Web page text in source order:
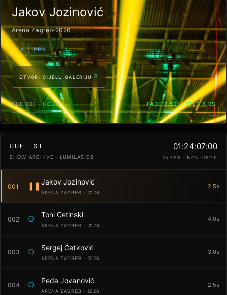
Jakov Jozinović
Arena Zagreb 2026
LX PRG
OTVORI CIJELU GALERIJU
CUE 001 · HOLD FADE 2.5S · HOLD 6.0S
CUE LIST
SHOW ARCHIVE · LUMILAS.DB
01:24:07:00
25 FPS · NON-DROP
001 ❚❚ Jakov Jozinović
ARENA ZAGREB · 2026
2.5s
002 ○ Toni Cetinski
ARENA ZAGREB · 2026
4.0s
003 ○ Sergej Ćetković
ARENA ZAGREB · 2026
3.0s
004 ○ Peđa Jovanović
ARENA ZAGREB · 2026
2.5s